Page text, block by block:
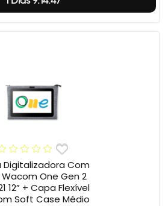
Digitalizadora Com
Wacom One Gen 2
Capa Flexível
Soft Case Médio